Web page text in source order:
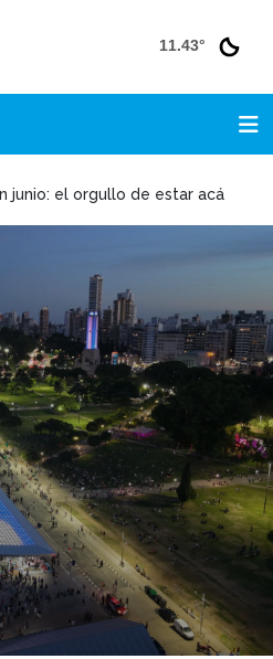
11.43°
junio: el orgullo de estar acá